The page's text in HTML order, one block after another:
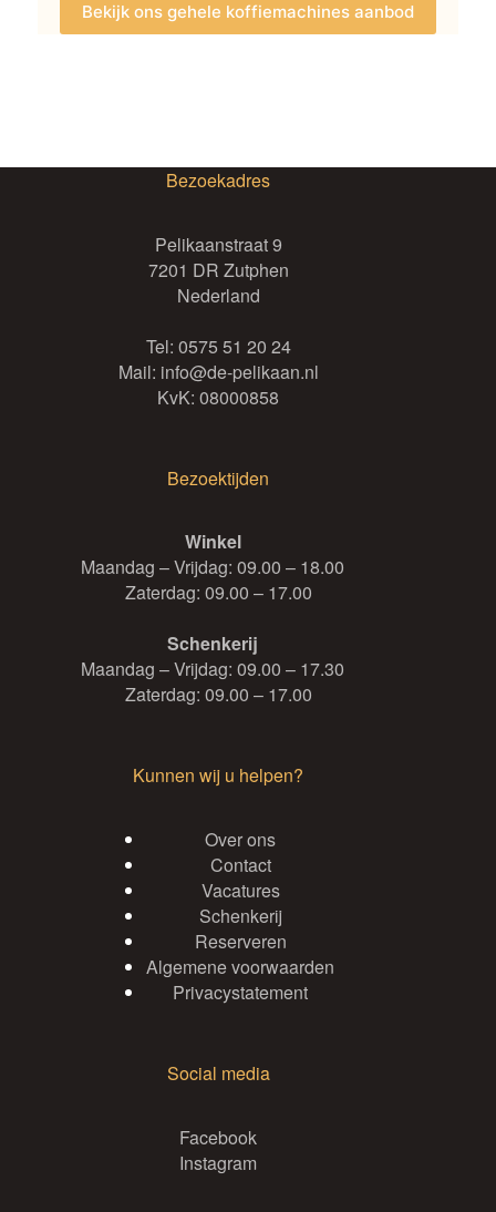
Bekijk ons gehele koffiemachines aanbod
Bezoekadres
Pelikaanstraat 9
7201 DR Zutphen
Nederland
Tel: 0575 51 20 24
Mail: info@de-pelikaan.nl
KvK: 08000858
Bezoektijden
Winkel
Maandag – Vrijdag: 09.00 – 18.00
Zaterdag: 09.00 – 17.00
Schenkerij
Maandag – Vrijdag: 09.00 – 17.30
Zaterdag: 09.00 – 17.00
Kunnen wij u helpen?
Over ons
Contact
Vacatures
Schenkerij
Reserveren
Algemene voorwaarden
Privacystatement
Social media
Facebook
Instagram